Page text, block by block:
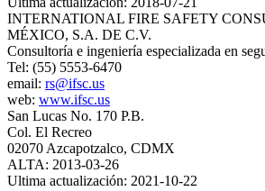
INTERNATIONAL FIRE SAFETY
MÉXICO, S.A. DE C.V.
Consultoría e ingeniería especializada en
Tel: (55) 5553-6470
email: rs@ifsc.us
web: www.ifsc.us
San Lucas No. 170 P.B.
Col. El Recreo
02070 Azcapotzalco, CDMX
ALTA: 2013-03-26
Ultima actualización: 2021-10-22